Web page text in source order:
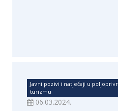
Javni pozivi i natječaji u
turizmu
06.03.2024.